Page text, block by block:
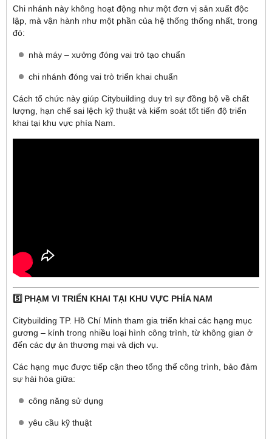
Chi nhánh này không hoạt động như một đơn vị sản xuất độc
lập, mà vận hành như một phần của hệ thống thống nhất, trong
đó:
nhà máy – xưởng đóng vai trò tạo chuẩn
chi nhánh đóng vai trò triển khai chuẩn
Cách tổ chức này giúp Citybuilding duy trì sự đồng bộ về chất
lượng, hạn chế sai lệch kỹ thuật và kiểm soát tốt tiến độ triển
khai tại khu vực phía Nam.
5️⃣ PHẠM VI TRIỂN KHAI TẠI KHU VỰC PHÍA NAM
Citybuilding TP. Hồ Chí Minh tham gia triển khai các hạng mục
gương – kính trong nhiều loại hình công trình, từ không gian ở
đến các dự án thương mại và dịch vụ.
Các hạng mục được tiếp cận theo tổng thể công trình, bảo đảm
sự hài hòa giữa:
công năng sử dụng
yêu cầu kỹ thuật